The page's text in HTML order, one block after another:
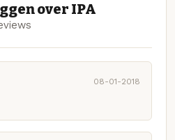
over IPA
08-01-2018